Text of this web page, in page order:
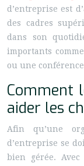
d’entreprise est
des cadres
dans son
importants
ou une
Comment
aider les
Afin qu’une
d’entreprise se
bien gérée.